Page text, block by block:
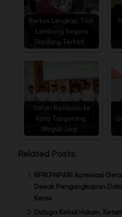
Berkas Lengkap, Tom
Lembong Segera
Disidang Terkait…
Safari Ramadan ke
Kota Tangerang,
Wagub Janji…
Related Posts:
BPIKPNPARI Apresiasi
Desak Pengungkapan
Keras
Diduga Kebal Hukum,